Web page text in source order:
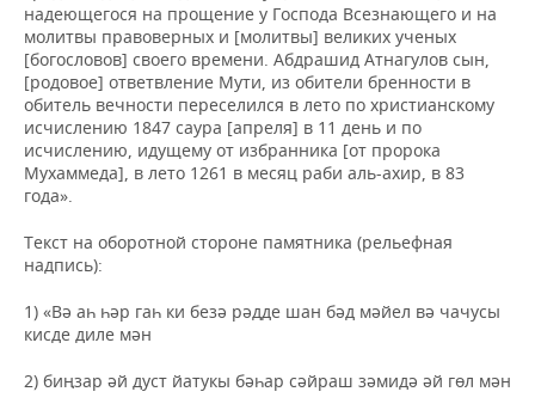
надеющегося на прощение у Господа Всезнающего и на
молитвы правоверных и [молитвы] великих ученых
[богословов] своего времени. Абдрашид Атнагулов сын,
[родовое] ответвление Мути, из обители бренности в
обитель вечности переселился в лето по христианскому
исчислению 1847 саура [апреля] в 11 день и по
исчислению, идущему от избранника [от пророка
Мухаммеда], в лето 1261 в месяц раби аль-ахир, в 83
года».
Текст на оборотной стороне памятника (рельефная
надпись):
1) «Вә аһ һәр гаһ ки безә рәдде шан бәд мәйел вә чачусы
кисде диле мән
2) биңзар әй дуст йатукы бәһар сәйраш зәмидә әй гөл мән